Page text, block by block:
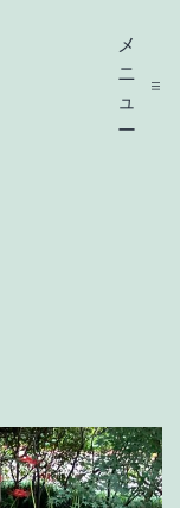
メ
ニ
ュ
ー